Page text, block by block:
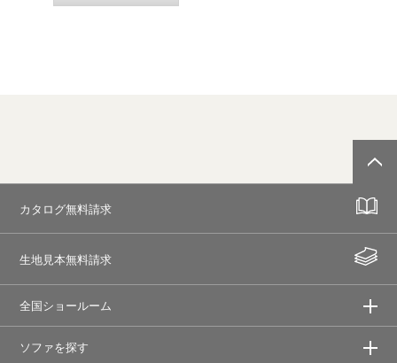
カタログ無料請求
生地見本無料請求
全国ショールーム
ソファを探す